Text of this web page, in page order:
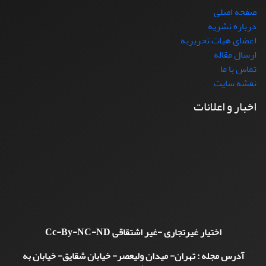
صفحه اصلی
درباره نشریه
اعضای هیات تحریریه
ارسال مقاله
تماس با ما
نقشه سایت
اخبار و اعلانات
اختیار غیرتجاری -غیر اشتقاقیCc-By-NC-ND
آدرس مجله : تهران- میدان ولیعصر- خیابان شقایق- خیابان به